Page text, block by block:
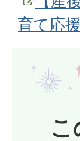
育て応
こ